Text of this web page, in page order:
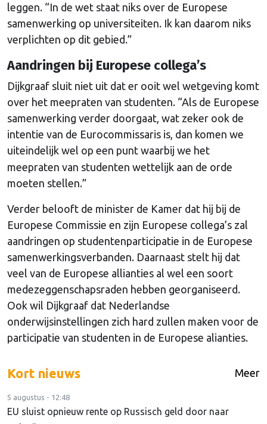
leggen. “In de wet staat niks over de Europese
samenwerking op universiteiten. Ik kan daarom niks
verplichten op dit gebied.”
Aandringen bij Europese collega’s
Dijkgraaf sluit niet uit dat er ooit wel wetgeving komt
over het meepraten van studenten. “Als de Europese
samenwerking verder doorgaat, wat zeker ook de
intentie van de Eurocommissaris is, dan komen we
uiteindelijk wel op een punt waarbij we het
meepraten van studenten wettelijk aan de orde
moeten stellen.”
Verder belooft de minister de Kamer dat hij bij de
Europese Commissie en zijn Europese collega’s zal
aandringen op studentenparticipatie in de Europese
samenwerkingsverbanden. Daarnaast stelt hij dat
veel van de Europese allianties al wel een soort
medezeggenschapsraden hebben georganiseerd.
Ook wil Dijkgraaf dat Nederlandse
onderwijsinstellingen zich hard zullen maken voor de
participatie van studenten in de Europese alianties.
Kort nieuws Meer
5 augustus - 12:48
EU sluist opnieuw rente op Russisch geld door naar